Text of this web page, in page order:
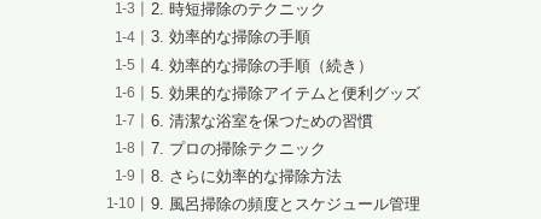
2. 時短掃除のテクニック
3. 効率的な掃除の手順
4. 効率的な掃除の手順（続き）
5. 効果的な掃除アイテムと便利グッズ
6. 清潔な浴室を保つための習慣
7. プロの掃除テクニック
8. さらに効率的な掃除方法
9. 風呂掃除の頻度とスケジュール管理